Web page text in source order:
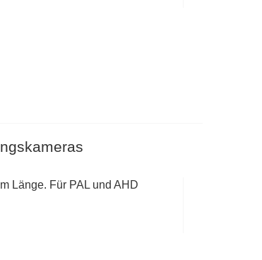
Länge. Für PAL und AHD